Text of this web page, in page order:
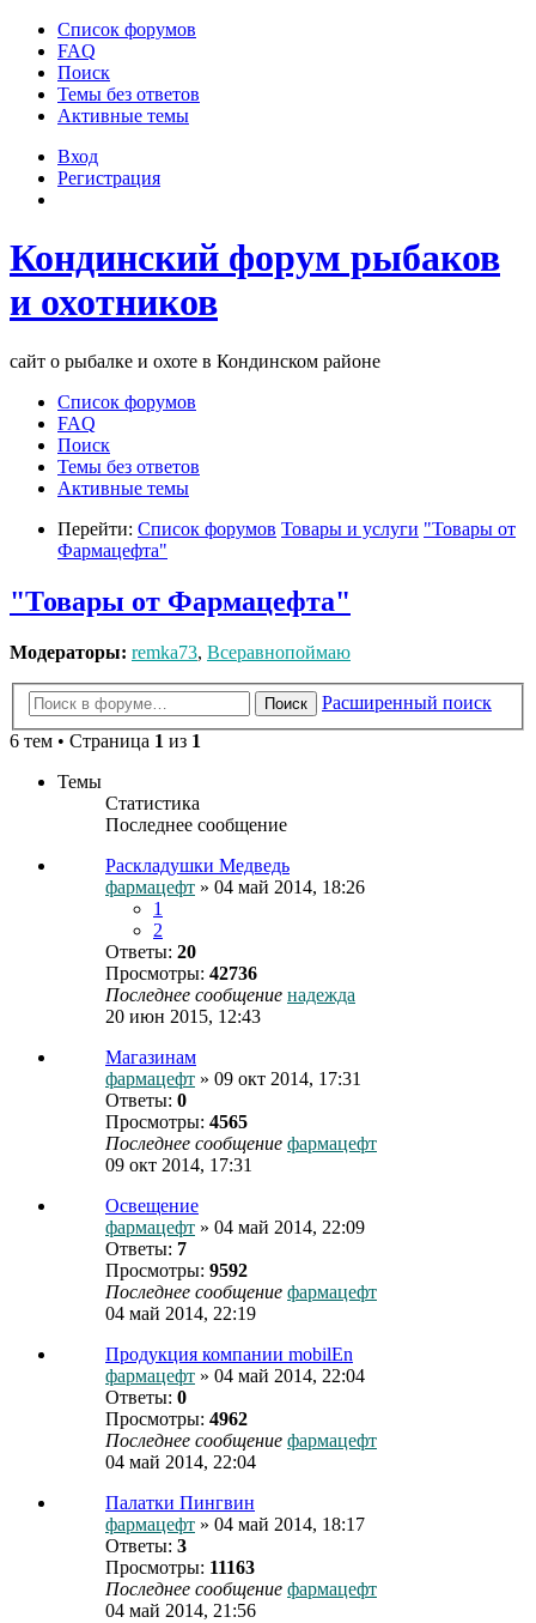
Список форумов
FAQ
Поиск
Темы без ответов
Активные темы
Вход
Регистрация
Кондинский форум рыбаков
и охотников
сайт о рыбалке и охоте в Кондинском районе
Список форумов
FAQ
Поиск
Темы без ответов
Активные темы
Перейти: Список форумов Товары и услуги "Товары от
Фармацефта"
"Товары от Фармацефта"
Модераторы: remka73, Всеравнопоймаю
Поиск
Расширенный поиск
6 тем • Страница 1 из 1
Темы
Статистика
Последнее сообщение
Раскладушки Медведь
фармацефт » 04 май 2014, 18:26
1
2
Ответы: 20
Просмотры: 42736
Последнее сообщение надежда
20 июн 2015, 12:43
Магазинам
фармацефт » 09 окт 2014, 17:31
Ответы: 0
Просмотры: 4565
Последнее сообщение фармацефт
09 окт 2014, 17:31
Освещение
фармацефт » 04 май 2014, 22:09
Ответы: 7
Просмотры: 9592
Последнее сообщение фармацефт
04 май 2014, 22:19
Продукция компании mobilEn
фармацефт » 04 май 2014, 22:04
Ответы: 0
Просмотры: 4962
Последнее сообщение фармацефт
04 май 2014, 22:04
Палатки Пингвин
фармацефт » 04 май 2014, 18:17
Ответы: 3
Просмотры: 11163
Последнее сообщение фармацефт
04 май 2014, 21:56